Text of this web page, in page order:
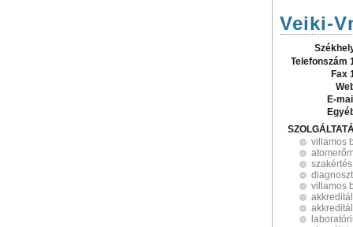
Veiki-
Telefonszám
Fax
E-
villamos
szakértés
villamos